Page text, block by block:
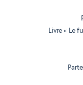
Livre « Le